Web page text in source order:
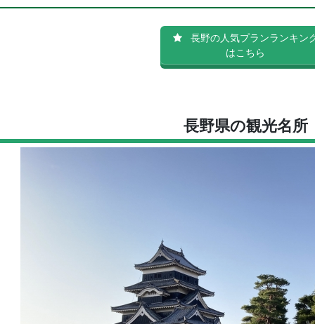
長野の人気プランランキン
はこちら
長野県の観光名所